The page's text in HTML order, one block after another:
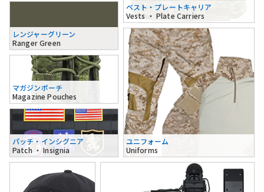
レンジャーグリーン
Ranger Green
ベスト・プレートキャリア
Vests ・ Plate Carriers
マガジンポーチ
Magazine Pouches
パッチ・インシグニア
Patch ・ Insignia
ユニフォーム
Uniforms